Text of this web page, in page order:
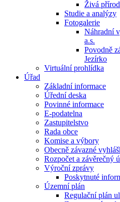
Živá
Studie a analýzy
Fotogalerie
Náhradní
a.s.
Povodně
Jezírko
Virtuální prohlídka
Úřad
Základní informace
Úřední deska
Povinné informace
E-podatelna
Zastupitelstvo
Rada obce
Komise a výbory
Obecně závazné
Rozpočet a závěrečný
Výroční zprávy
Poskytnuté
Územní plán
Regulační plán